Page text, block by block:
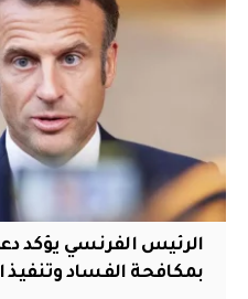
الرئيس الفرنسي يؤكد
بمكافحة الفساد وتنفيذ